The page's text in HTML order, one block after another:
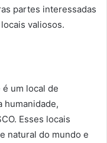
partes interessadas
valiosos.
um local de
humanidade,
Esses locais
natural do mundo e